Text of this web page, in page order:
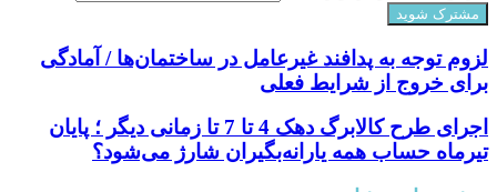
لزوم توجه به پدافند غیرعامل در ساختمان‌ها / آمادگی
برای خروج از شرایط فعلی
اجرای طرح کالابرگ دهک 4 تا 7 تا زمانی دیگر ؛ پایان
تیرماه حساب همه یارانه‌بگیران شارژ می‌شود؟